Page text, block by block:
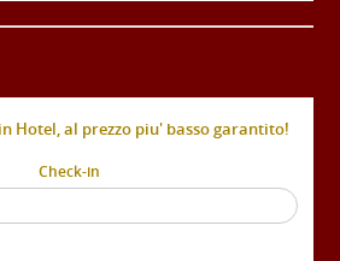
Hotel, al prezzo piu' basso garantito!
Check-in